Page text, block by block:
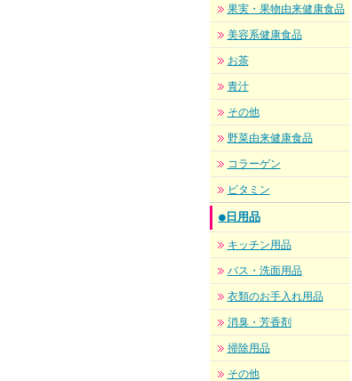
果実・果物由来健康食品
美容系健康食品
お茶
青汁
その他
野菜由来健康食品
コラーゲン
ビタミン
●日用品
キッチン用品
バス・洗面用品
衣類のお手入れ用品
消臭・芳香剤
掃除用品
その他